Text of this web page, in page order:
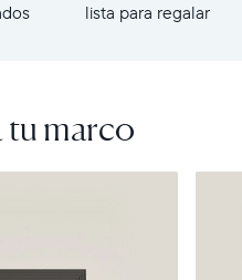
lista para regalar
marco